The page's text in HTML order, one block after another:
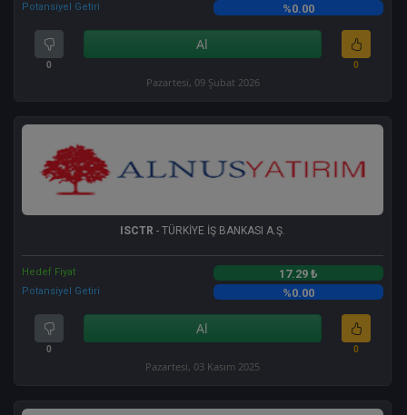
Potansiyel Getiri %0.00
0
Al
0
Pazartesi, 09 Şubat 2026
ISCTR - TÜRKİYE İŞ BANKASI A.Ş.
Hedef Fiyat 17.29 ₺
Potansiyel Getiri %0.00
0
Al
0
Pazartesi, 03 Kasım 2025